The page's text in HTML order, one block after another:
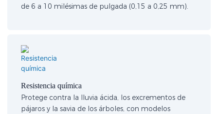
de 6 a 10 milésimas de pulgada (0,15 a 0,25 mm).
Resistencia química
Protege contra la lluvia ácida, los excrementos de
pájaros y la savia de los árboles, con modelos